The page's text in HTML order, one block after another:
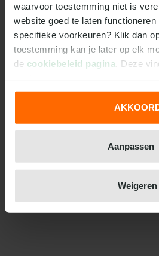
waarvoor toestemming niet is
website goed te laten
specifieke voorkeuren? Klik dan
toestemming kan je later op elk
de cookiebeleid pagina . Deze
We werken samen met31 derden
Aanpassen
Weigeren